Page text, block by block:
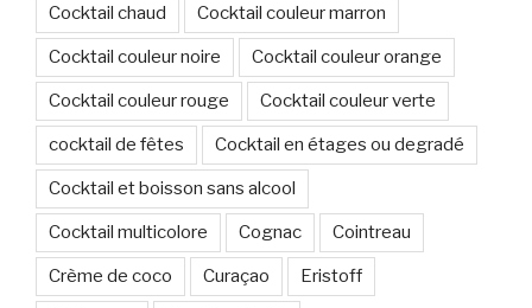
Cocktail chaud Cocktail couleur marron
Cocktail couleur noire Cocktail couleur orange
Cocktail couleur rouge Cocktail couleur verte
cocktail de fêtes Cocktail en étages ou degradé
Cocktail et boisson sans alcool
Cocktail multicolore Cognac Cointreau
Crème de coco Curaçao Eristoff